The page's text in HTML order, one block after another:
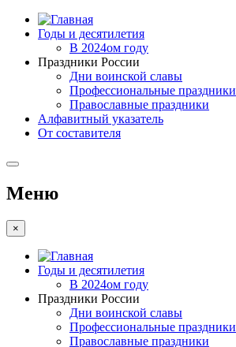
Годы и десятилетия
В 2024ом году
Праздники России
Дни воинской славы
Профессиональные праздники
Православные праздники
Алфавитный указатель
От составителя
Меню
×
Годы и десятилетия
В 2024ом году
Праздники России
Дни воинской славы
Профессиональные праздники
Православные праздники